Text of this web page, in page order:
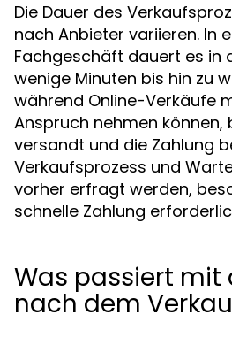
Die Dauer des
nach Anbieter variieren. In
Fachgeschäft dauert es in
wenige Minuten bis hin zu
während Online-Verkäufe
Anspruch nehmen können,
versandt und die Zahlung
Verkaufsprozess und
vorher erfragt werden,
schnelle Zahlung
Was passiert mit
nach dem